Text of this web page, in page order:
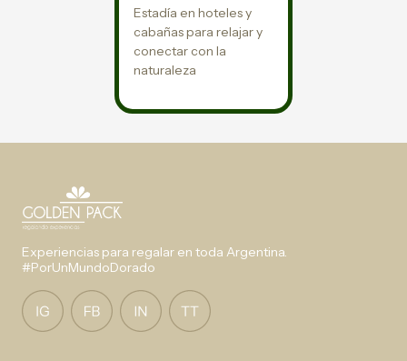
Estadía en hoteles y
cabañas para relajar y
conectar con la
naturaleza
Experiencias para regalar en toda Argentina.
#PorUnMundoDorado